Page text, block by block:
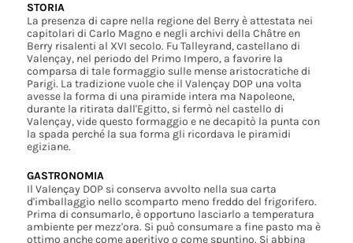
STORIA
La presenza di capre nella regione del Berry è attestata nei
capitolari di Carlo Magno e negli archivi della Châtre en
Berry risalenti al XVI secolo. Fu Talleyrand, castellano di
Valençay, nel periodo del Primo Impero, a favorire la
comparsa di tale formaggio sulle mense aristocratiche di
Parigi. La tradizione vuole che il Valençay DOP una volta
avesse la forma di una piramide intera ma Napoleone,
durante la ritirata dall'Egitto, si fermò nel castello di
Valençay, vide questo formaggio e ne decapitò la punta con
la spada perché la sua forma gli ricordava le piramidi
egiziane.
GASTRONOMIA
Il Valençay DOP si conserva avvolto nella sua carta
d'imballaggio nello scomparto meno freddo del frigorifero.
Prima di consumarlo, è opportuno lasciarlo a temperatura
ambiente per mezz'ora. Si può consumare a fine pasto ma è
ottimo anche come aperitivo o come spuntino. Si abbina